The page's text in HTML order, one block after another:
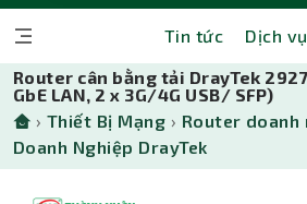
Tin tức Dịch vụ
Router cân bằng tải DrayTek
GbE LAN, 2 x 3G/4G USB/ SFP)
› Thiết Bị Mạng › Router doanh
Doanh Nghiệp DrayTek